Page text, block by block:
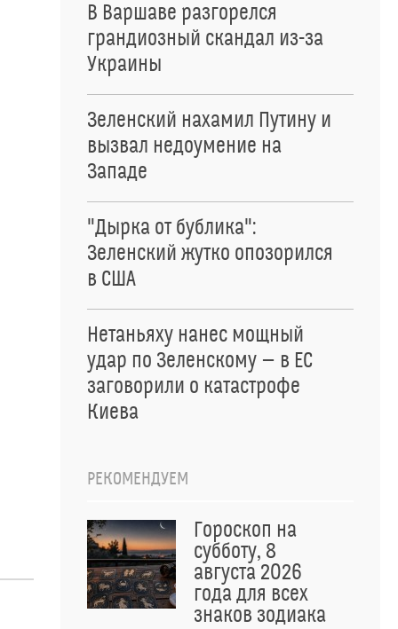
В Варшаве разгорелся
грандиозный скандал из-за
Украины
Зеленский нахамил Путину и
вызвал недоумение на
Западе
"Дырка от бублика":
Зеленский жутко опозорился
в США
Нетаньяху нанес мощный
удар по Зеленскому — в ЕС
заговорили о катастрофе
Киева
РЕКОМЕНДУЕМ
Гороскоп на
субботу, 8
августа 2026
года для всех
знаков зодиака